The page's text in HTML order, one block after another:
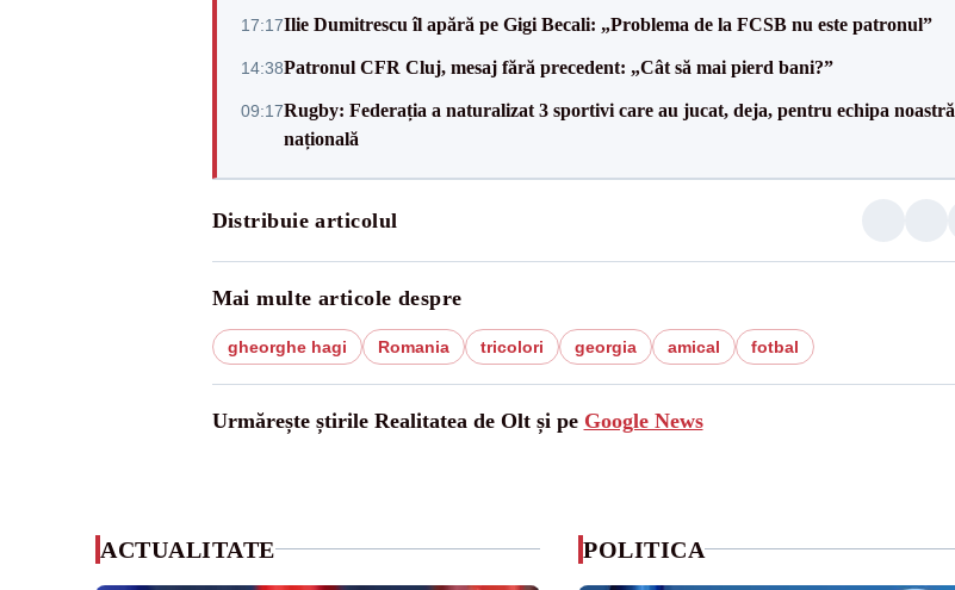
17:17Ilie Dumitrescu îl apără pe Gigi Becali: „Problema de la FCSB nu este patronul”
14:38Patronul CFR Cluj, mesaj fără precedent: „Cât să mai pierd bani?”
09:17Rugby: Federația a naturalizat 3 sportivi care au jucat, deja, pentru echipa noastră
națională
Distribuie articolul
Mai multe articole despre
gheorghe hagi Romania tricolori georgia amical fotbal
Urmărește știrile Realitatea de Olt și pe Google News
ACTUALITATE POLITICA